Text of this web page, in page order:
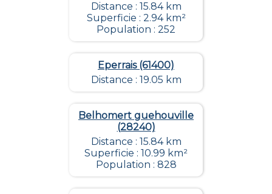
Distance : 15.84 km
Superficie : 2.94 km²
Population : 252
Eperrais (61400)
Distance : 19.05 km
Belhomert guehouville
(28240)
Distance : 15.84 km
Superficie : 10.99 km²
Population : 828